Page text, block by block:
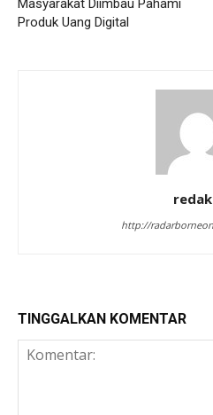
Masyarakat Diimbau Pahami
Produk Uang Digital
http://
TINGGALKAN KOMENTAR